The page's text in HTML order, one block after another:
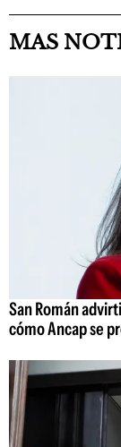
MAS
San Román
cómo Ancap se